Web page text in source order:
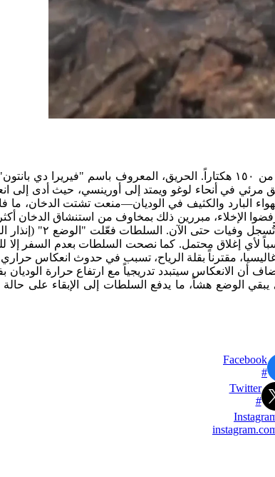
اندلع حريق غابات في أبرشية بومبيرو التابعة لبلدية بانتون في مقاطعة لوغو، وقد التهم بالفعل أكثر
وقائي من المستوى ٢. الدخان الكثيف الناتج عن الحريق مرئي في أنحاء لوغو ويمتد
البارد والكثيف في الوديان—منعت تشتت الدخان،
الإخلاء، مبررين ذلك بمخاوف من استنشاق الدخان
إغلاق محتمل. كما نصحت السلطات بعدم السفر إلا
مقترناً بقلة الرياح، تسبب في حدوث انعكاس حراري.
أن الانعكاس سيتبدد تدريجياً مع ارتفاع حرارة
الوضع هشاً، ما يدفع السلطات إلى الإبقاء على
Facebook
#
Twitter
#